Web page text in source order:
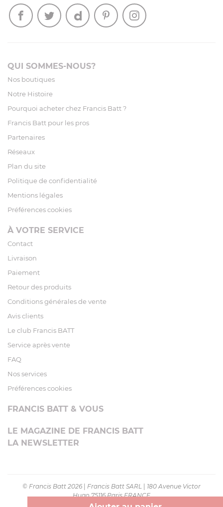
QUI SOMMES-NOUS?
Nos boutiques
Notre Histoire
Pourquoi acheter chez Francis Batt ?
Francis Batt pour les pros
Partenaires
Réseaux
Plan du site
Politique de confidentialité
Mentions légales
Préférences cookies
À VOTRE SERVICE
Contact
Livraison
Paiement
Retour des produits
Conditions générales de vente
Avis clients
Le club Francis BATT
Service après vente
FAQ
Nos services
Préférences cookies
FRANCIS BATT & VOUS
LE MAGAZINE DE FRANCIS BATT
LA NEWSLETTER
© Francis Batt 2026 Francis Batt SARL
180 Avenue Victor
Hugo 75116 Paris FRANCE